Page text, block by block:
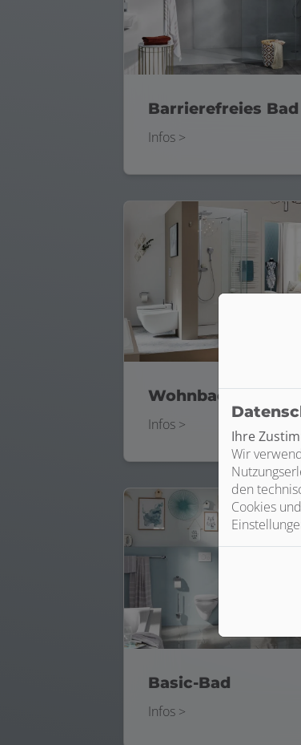
Barrierefreies Bad
Infos >
Wohnbad
Infos >
Basic-Bad
Infos >
Ihre
Wir
den
Cookies